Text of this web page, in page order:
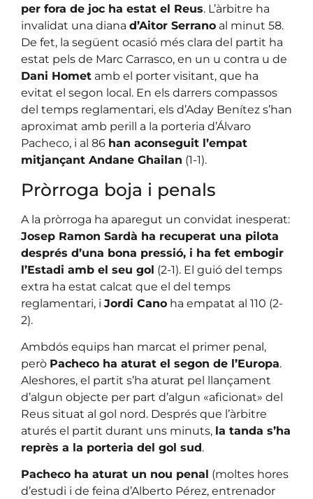
per fora de joc ha estat el Reus. L’àrbitre ha
invalidat una diana d’Aitor Serrano al minut 58.
De fet, la següent ocasió més clara del partit ha
estat pels de Marc Carrasco, en un u contra u de
Dani Homet amb el porter visitant, que ha
evitat el segon local. En els darrers compassos
del temps reglamentari, els d’Aday Benítez s’han
aproximat amb perill a la porteria d’Álvaro
Pacheco, i al 86 han aconseguit l’empat
mitjançant Andane Ghailan (1-1).
Pròrroga boja i penals
A la pròrroga ha aparegut un convidat inesperat:
Josep Ramon Sardà ha recuperat una pilota
després d’una bona pressió, i ha fet embogir
l’Estadi amb el seu gol (2-1). El guió del temps
extra ha estat calcat que el del temps
reglamentari, i Jordi Cano ha empatat al 110 (2-
2).
Ambdós equips han marcat el primer penal,
però Pacheco ha aturat el segon de l’Europa.
Aleshores, el partit s’ha aturat pel llançament
d’algun objecte per part d’algun «aficionat» del
Reus situat al gol nord. Després que l’àrbitre
aturés el partit durant uns minuts, la tanda s’ha
reprès a la porteria del gol sud.
Pacheco ha aturat un nou penal (moltes hores
d’estudi i de feina d’Alberto Pérez, entrenador